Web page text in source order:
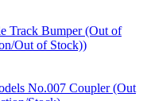
Track Bumper (Out of
Out of Stock))
No.007 Coupler (Out